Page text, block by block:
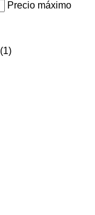
Precio máximo
(1)